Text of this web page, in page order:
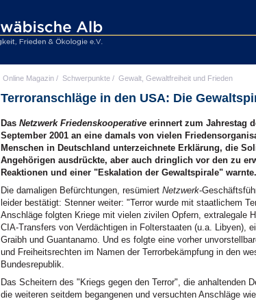
Online Magazin / Schwerpunkte / Gewalt, Gewaltfreiheit und Frieden
Terroranschläge in den USA: Die
Das Netzwerk Friedenskooperative erinnert zum Jahrestag
September 2001 an eine damals von vielen
Menschen in Deutschland unterzeichnete Erklärung, die
Angehörigen ausdrückte, aber auch dringlich vor den zu
Reaktionen und einer "Eskalation der Gewaltspirale" warnte.
Die damaligen Befürchtungen, resümiert Netzwerk-
leider bestätigt: Stenner weiter: "Terror wurde mit staatlichem
Anschläge folgten Kriege mit vielen zivilen Opfern, extralegale
CIA-Transfers von Verdächtigen in Folterstaaten (u.a. Libyen),
Graibh und Guantanamo. Und es folgte eine vorher
und Freiheitsrechten im Namen der Terrorbekämpfung in den
Bundesrepublik.
Das Scheitern des "Kriegs gegen den Terror", die anhaltenden
die weiteren seitdem begangenen und versuchten Anschläge